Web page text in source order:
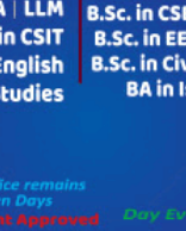
চন্দনাইশের হাশিমপুর ৪
হতদরিদ্র পরিবারের
করেন মনজুর মোরশেদ
পরিবেশ রক্ষায়
মিরপুর-১১ নম্বরে